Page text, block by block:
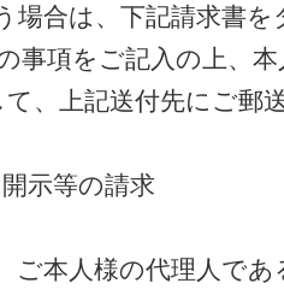
場合は、下記請求書
事項をご記入の上、
、上記送付先にご郵
示等の請求
ご本人様の代理人であ